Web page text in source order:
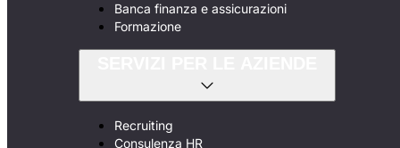
Banca finanza e assicurazioni
Formazione
Recruiting
Consulenza HR